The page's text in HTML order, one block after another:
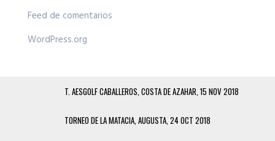
Feed de comentarios
WordPress.org
T. AESGOLF CABALLEROS, COSTA DE AZAHAR, 15 NOV 2018
TORNEO DE LA MATACIA, AUGUSTA, 24 OCT 2018